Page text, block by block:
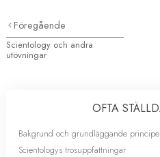
Föregående
Scientology och andra
utövningar
OFTA
Bakgrund och grundläggande
Scientologys trosuppfattningar